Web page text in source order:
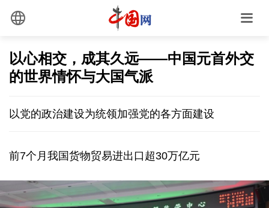
以心相交，成其久远——中国元首外交
的世界情怀与大国气派
以党的政治建设为统领加强党的各方面建设
前7个月我国货物贸易进出口超30万亿元